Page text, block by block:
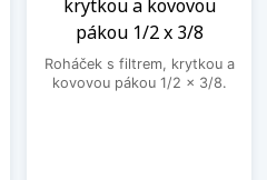
krytkou a kovovou
pákou 1/2 x 3/8
Roháček s filtrem, krytkou a
kovovou pákou 1/2 x 3/8.